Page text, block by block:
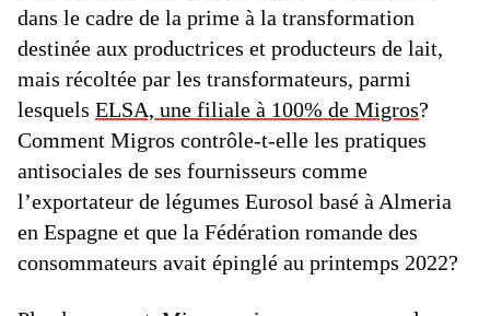
dans le cadre de la prime à la transformation
destinée aux productrices et producteurs de lait,
mais récoltée par les transformateurs, parmi
lesquels ELSA, une filiale à 100% de Migros?
Comment Migros contrôle-t-elle les pratiques
antisociales de ses fournisseurs comme
l’exportateur de légumes Eurosol basé à Almeria
en Espagne et que la Fédération romande des
consommateurs avait épinglé au printemps 2022?